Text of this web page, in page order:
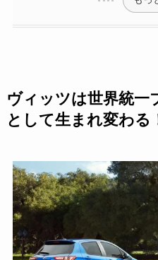
ヴィッツは世界統一
として生まれ変わる